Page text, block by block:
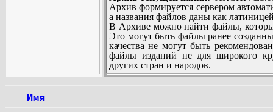
Архив формируется сервером
а названия файлов даны как
В Архиве можно найти файлы,
Это могут быть файлы ранее
качества не могут быть
файлы изданий не для широкого
других стран и народов.
Имя